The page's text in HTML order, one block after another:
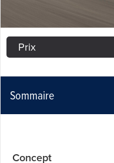
Prix
Sommaire
Concept